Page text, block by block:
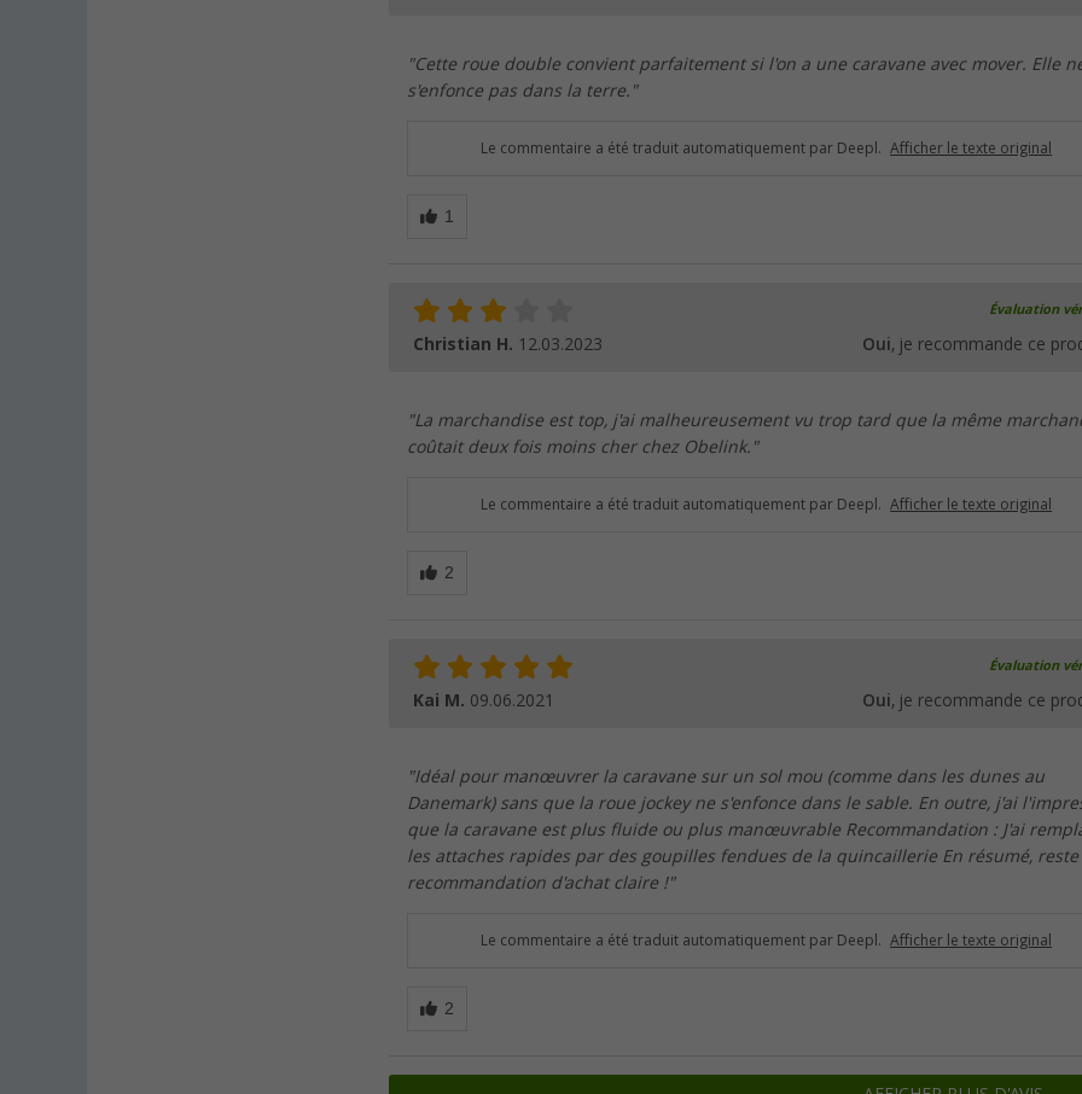
"Cette roue double convient parfaitement si l'on a une caravane avec mover. Elle
s'enfonce pas dans la terre."
Le commentaire a été traduit automatiquement par Deepl. Afficher le texte original
Évaluation
Christian H. 12.03.2023 Oui, je recommande ce
"La marchandise est top, j'ai malheureusement vu trop tard que la même
coûtait deux fois moins cher chez Obelink."
Le commentaire a été traduit automatiquement par Deepl. Afficher le texte original
Évaluation
Kai M. 09.06.2021 Oui, je recommande ce
"Idéal pour manœuvrer la caravane sur un sol mou (comme dans les dunes au
Danemark) sans que la roue jockey ne s'enfonce dans le sable. En outre, j'ai
que la caravane est plus fluide ou plus manœuvrable Recommandation : J'ai
les attaches rapides par des goupilles fendues de la quincaillerie En résumé,
recommandation d'achat claire !"
Le commentaire a été traduit automatiquement par Deepl. Afficher le texte original